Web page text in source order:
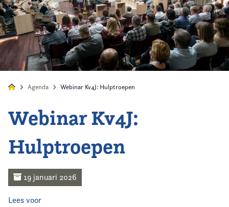
Home
Agenda
Nieuws
Opleiding
Agenda Webinar Kv4J: Hulptroepen
Webinar Kv4J:
Hulptroepen
19 januari 2026
Lees voor